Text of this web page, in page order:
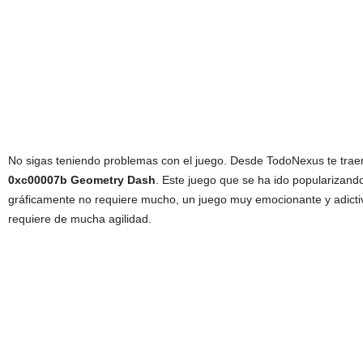
No sigas teniendo problemas con el juego. Desde TodoNexus te
0xc00007b Geometry Dash . Este juego que se ha ido
gráficamente no requiere mucho, un juego muy emocionante y
requiere de mucha agilidad.